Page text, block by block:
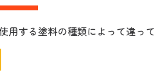
用する塗料の種類によって違って